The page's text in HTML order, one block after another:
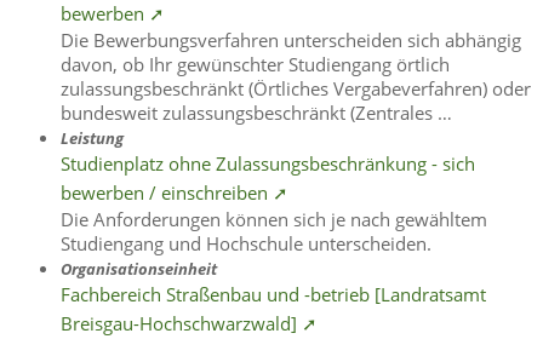
bewerben ➚
Die Bewerbungsverfahren unterscheiden sich abhängig
davon, ob Ihr gewünschter Studiengang örtlich
zulassungsbeschränkt (Örtliches Vergabeverfahren) oder
bundesweit zulassungsbeschränkt (Zentrales …
Leistung
Studienplatz ohne Zulassungsbeschränkung - sich
bewerben / einschreiben ➚
Die Anforderungen können sich je nach gewähltem
Studiengang und Hochschule unterscheiden.
Organisationseinheit
Fachbereich Straßenbau und -betrieb [Landratsamt
Breisgau-Hochschwarzwald] ➚